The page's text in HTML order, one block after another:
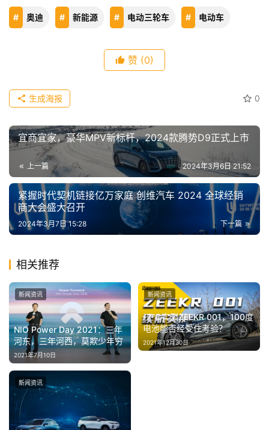
新
大
傻
瓜
I
冒
险
家
闻
讯
关
于
我
们
登录
奥迪 新能源 电动三轮车 电动车
赞 (0)
0
生成海报
宜商宜家，豪华MPV新标杆，2024款腾势D9正式上市
上一篇 2024年3月6日 21:52
紧握时代契机链接亿万家庭 创维汽车 2024 全球经销
商大会盛大召开
下一篇
2024年3月7日 15:28
相关推荐
NIO Power Day 2021：三年
河东，三年河西，莫欺少年穷
2021年7月10日
新闻资讯
-7℃实测ZEEKR 001，100度
电池能否经受住考验？
2021年12月30日
新闻资讯
新闻资讯